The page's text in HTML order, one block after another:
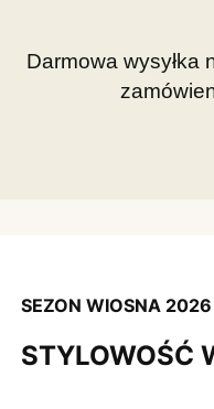
Darmowa wysyłka
SEZON WIOSNA 2026
STYLOWOŚĆ